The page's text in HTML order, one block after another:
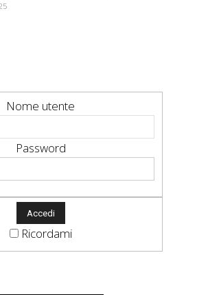
Nome utente
Password
Ricordami